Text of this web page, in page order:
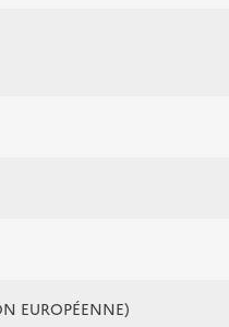
EUROPÉENNE)